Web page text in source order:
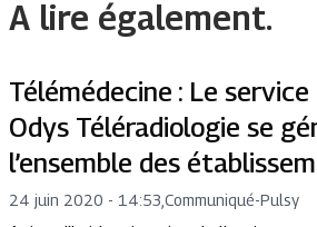
A lire également.
Télémédecine : Le service
Odys Téléradiologie se
l’ensemble des
24 juin 2020 - 14:53 Communiqué-Pulsy